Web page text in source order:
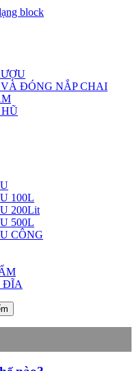
block
ĐÓNG NẮP CHAI
100L
200Lit
500L
CÔNG
ĐĨA